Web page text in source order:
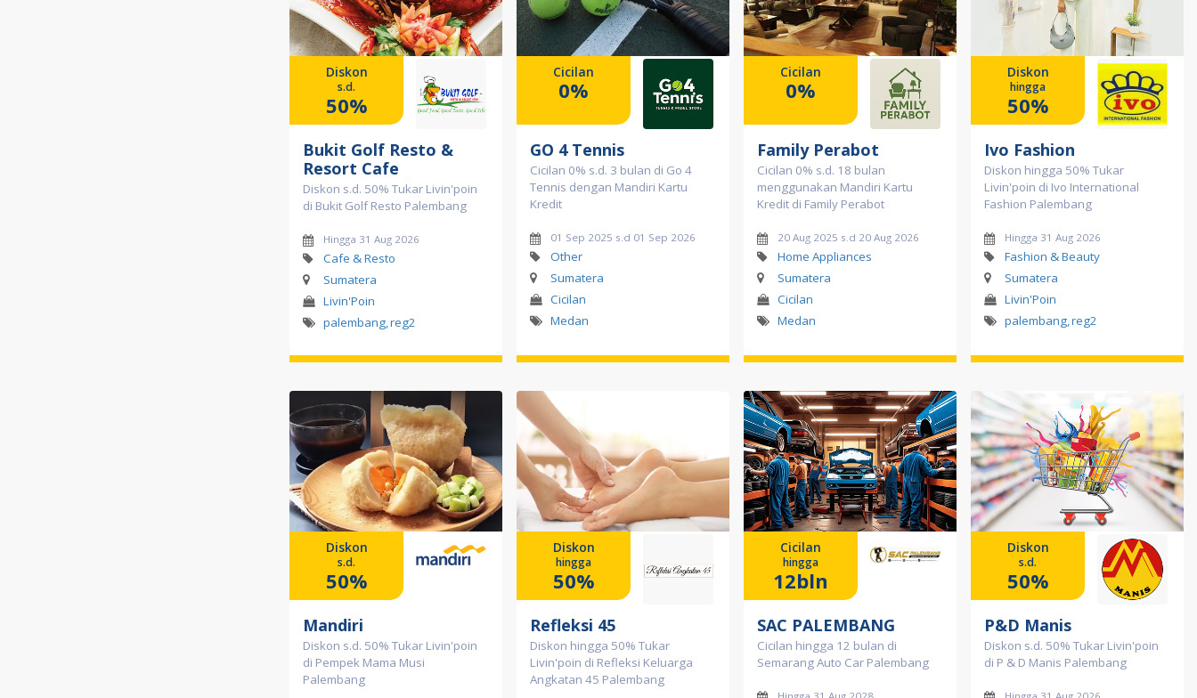
Diskon
s.d.
50%
Bukit Golf Resto &
Resort Cafe
Diskon s.d. 50% Tukar Livin'poin
di Bukit Golf Resto Palembang
Hingga 31 Aug 2026
Cafe & Resto
Sumatera
Livin'Poin
palembang,reg2
Cicilan
0%
GO 4 Tennis
Cicilan 0% s.d. 3 bulan di Go 4
Tennis dengan Mandiri Kartu
Kredit
01 Sep 2025 s.d 01 Sep 2026
Other
Sumatera
Cicilan
Medan
Cicilan
0%
Family Perabot
Cicilan 0% s.d. 18 bulan
menggunakan Mandiri Kartu
Kredit di Family Perabot
20 Aug 2025 s.d 20 Aug 2026
Home Appliances
Sumatera
Cicilan
Medan
Diskon
hingga
50%
Ivo Fashion
Diskon hingga 50% Tukar
Livin'poin di Ivo International
Fashion Palembang
Hingga 31 Aug 2026
Fashion & Beauty
Sumatera
Livin'Poin
palembang,reg2
Diskon
s.d.
50%
Mandiri
Diskon s.d. 50% Tukar Livin'poin
di Pempek Mama Musi
Palembang
Diskon
hingga
50%
Refleksi 45
Diskon hingga 50% Tukar
Livin'poin di Refleksi Keluarga
Angkatan 45 Palembang
Cicilan
hingga
12bln
SAC PALEMBANG
Cicilan hingga 12 bulan di
Semarang Auto Car Palembang
Diskon
s.d.
50%
P&D Manis
Diskon s.d. 50% Tukar Livin'poin
di P & D Manis Palembang